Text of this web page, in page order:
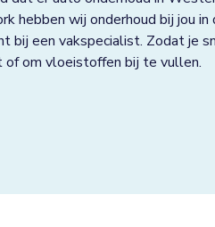
hebben wij onderhoud bij jou
bij een vakspecialist. Zodat je
om vloeistoffen bij te vullen.